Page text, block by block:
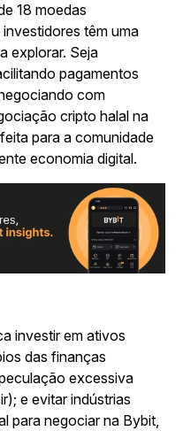
18 moedas
têm uma
explorar. Seja
pagamentos
com
cripto halal na
para a comunidade
economia digital.
investir em ativos
das finanças
excessiva
e evitar indústrias
para negociar na Bybit,